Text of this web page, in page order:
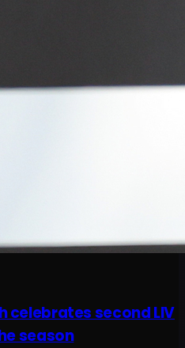
celebrates second LIV
season